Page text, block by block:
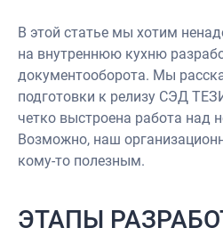
В этой статье мы хотим
на внутреннюю кухню
документооборота. Мы
подготовки к релизу СЭД
четко выстроена работа над
Возможно, наш
кому-то полезным.
ЭТАПЫ